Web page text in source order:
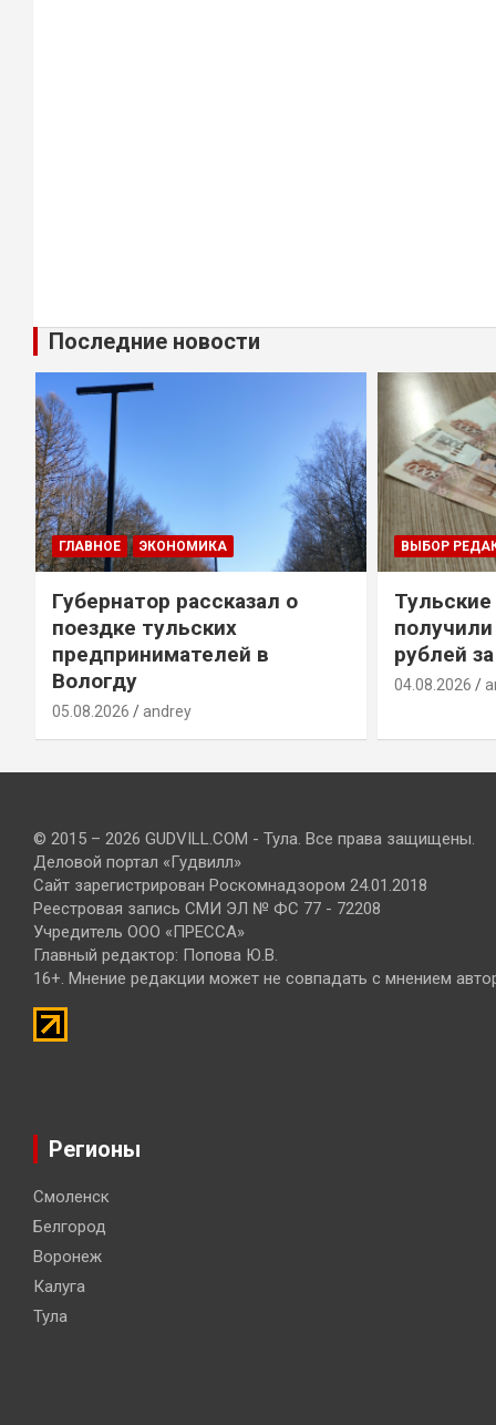
Последние новости
ГЛАВНОЕ ЭКОНОМИКА
Губернатор рассказал о
поездке тульских
предпринимателей в
Вологду
05.08.2026 andrey
ВЫБОР
рублей
04.08.2026
© 2015 – 2026 GUDVILL.COM - Тула. Все права защищены.
Деловой портал «Гудвилл»
Сайт зарегистрирован Роскомнадзором 24.01.2018
Реестровая запись СМИ ЭЛ № ФС 77 - 72208
Учредитель ООО «ПРЕССА»
Главный редактор: Попова Ю.В.
16+. Мнение редакции может не совпадать с мнением
Регионы
Смоленск
Белгород
Воронеж
Калуга
Тула